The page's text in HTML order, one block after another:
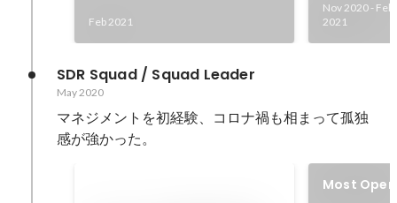
Feb 2021
Nov 2020 - Feb
2021
SDR Squad / Squad Leader
May 2020
マネジメントを初経験、コロナ禍も相まって孤独
感が強かった。
Most